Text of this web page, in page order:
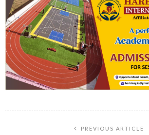
PREVIOUS ARTICLE